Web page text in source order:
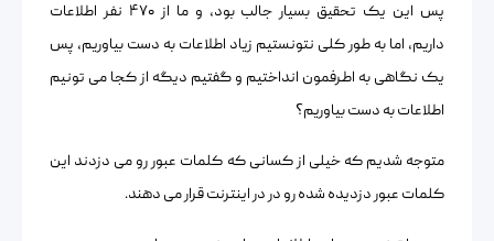
پس این یک تحقیق بسیار جالب بود، و ما از ۴۷۰ نفر اطلاعات
داریم، اما به طور کلی نتونستیم زیاد اطلاعات به دست بیاوریم، پس
یک نگاهی به اطرفمون انداختیم و گفتیم دیگه از کجا می تونیم
اطلاعات به دست بیاوریم؟
متوجه شدیم که خیلی از کسانی که کلمات عبور رو می دزدند این
کلمات عبور دزدیده شده رو در در اینترنت قرار می دهند.